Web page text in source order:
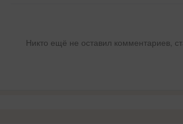
Никто ещё не оставил комментариев,